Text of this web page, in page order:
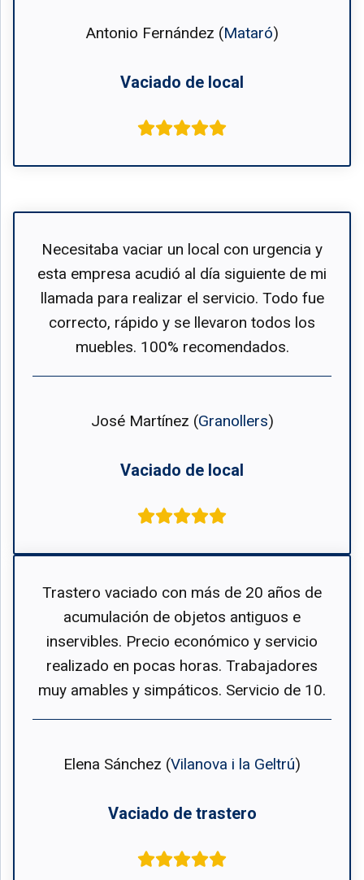
Antonio Fernández (Mataró)
Vaciado de local
Necesitaba vaciar un local con urgencia y
esta empresa acudió al día siguiente de mi
llamada para realizar el servicio. Todo fue
correcto, rápido y se llevaron todos los
muebles. 100% recomendados.
José Martínez (Granollers)
Vaciado de local
Trastero vaciado con más de 20 años de
acumulación de objetos antiguos e
inservibles. Precio económico y servicio
realizado en pocas horas. Trabajadores
muy amables y simpáticos. Servicio de 10.
Elena Sánchez (Vilanova i la Geltrú)
Vaciado de trastero